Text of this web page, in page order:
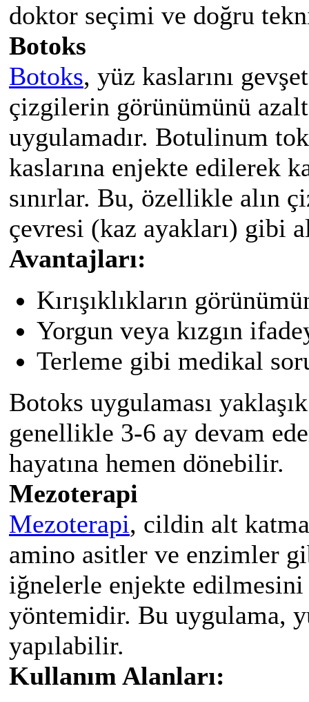
doktor seçimi ve doğru
Botoks
Botoks, yüz kaslarını
çizgilerin görünümünü
uygulamadır. Botulinum
kaslarına enjekte edilerek
sınırlar. Bu, özellikle alın
çevresi (kaz ayakları) gibi
Avantajları:
Kırışıklıkların
Yorgun veya kızgın
Terleme gibi medikal
Botoks uygulaması
genellikle 3-6 ay devam
hayatına hemen dönebilir.
Mezoterapi
Mezoterapi, cildin alt
amino asitler ve enzimler
iğnelerle enjekte
yöntemidir. Bu uygulama,
yapılabilir.
Kullanım Alanları: